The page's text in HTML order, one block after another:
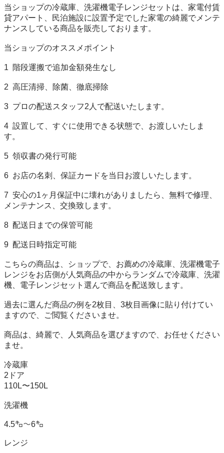
当ショップの冷蔵庫、洗濯機電子レンジセットは、家電付賃
貸アパート、民泊施設に設置予定でした家電の綺麗でメンテ
ナンスしている商品を販売しております。
当ショップのオススメポイント
1  階段運搬で追加金額発生なし
2  高圧清掃、除菌、徹底掃除
3  プロの配送スタッフ2人で配送いたします。
4  設置して、すぐに使用できる状態で、お渡しいたしま
す。
5  領収書の発行可能
6  お店の名刺、保証カードを当日お渡しいたします。
7  安心の1ヶ月保証中に壊れがありましたら、無料で修理、
メンテナンス、交換致します。
8  配送日までの保管可能
9  配送日時指定可能
こちらの商品は、ショップで、お薦めの冷蔵庫、洗濯機電子
レンジをお店側が人気商品の中からランダムで冷蔵庫、洗濯
機、電子レンジセット選んで商品を配送致します。
過去に選んだ商品の例を2枚目、3枚目画像に貼り付けてい
ますので、ご閲覧くださいませ。
商品は、綺麗で、人気商品を選びますので、お任せください
ませ。
冷蔵庫
2ドア
110L〜150L
洗濯機
4.5㌔〜6㌔
レンジ